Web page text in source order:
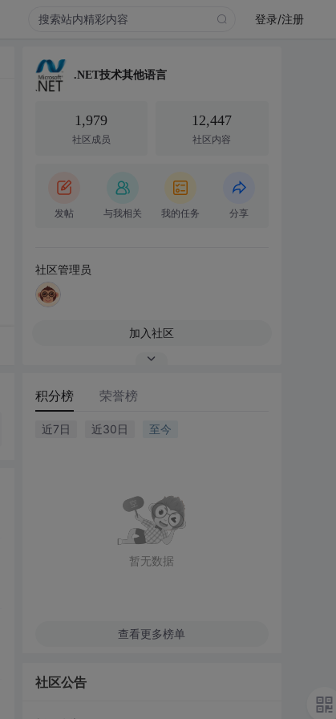
登录/注册
.NET技术其他语言
1,979
社区成员
12,447
社区内容
发帖 与我相关 我的任务 分享
社区管理员
加入社区
积分榜 荣誉榜
近7日 近30日 至今
暂无数据
查看更多榜单
社区公告